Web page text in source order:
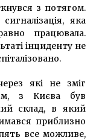
на граніті
зі
з потягом.
яка
працювала.
інциденту не
які не зміг
з Києва був
склад, в який
приблизно
все можливе,